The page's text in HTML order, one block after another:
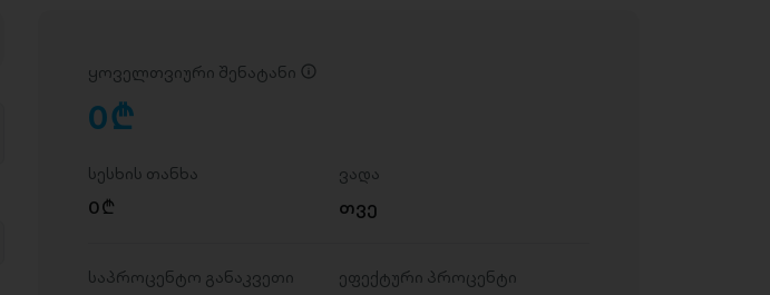
ყოველთვიური შენატანი
0D
სესხის თანხა
0D
ვადა
თვე
საპროცენტო განაკვეთი ეფექტური პროცენტი